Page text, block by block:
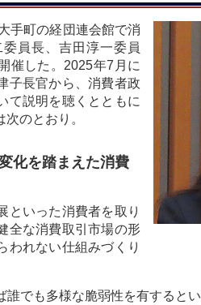
手町の経団連会館で消
員長、吉田淳一委員
催した。2025年7月に
子長官から、消費者政
て説明を聴くとともに
のとおり。
化を踏まえた消費
といった消費者を取り
全な消費取引市場の形
われない仕組みづくり
でも多様な脆弱性を有すると